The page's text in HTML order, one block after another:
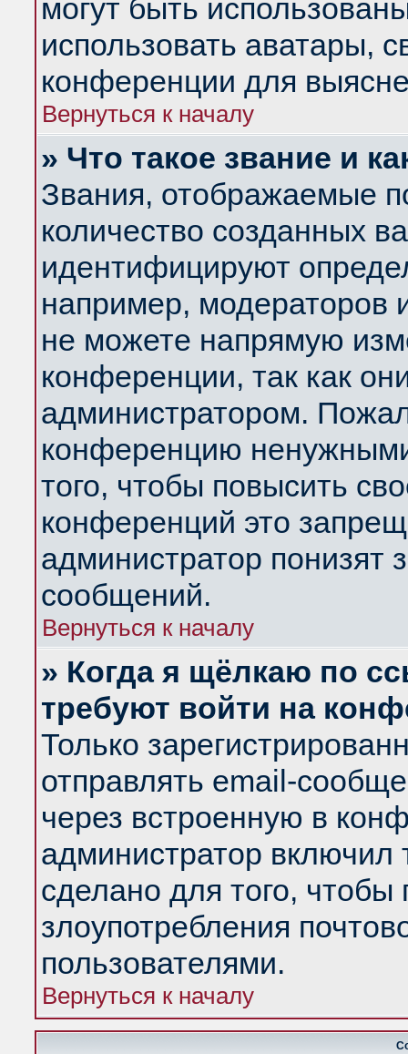
могут быть
использовать аватары,
конференции для
Вернуться к началу
» Что такое звание и
Звания, отображаемые
количество созданных
идентифицируют
например, модераторов
не можете напрямую
конференции, так как
администратором.
конференцию
того, чтобы повысить
конференций это
администратор понизят
сообщений.
Вернуться к началу
» Когда я щёлкаю по
требуют войти на
Только
отправлять email-
через встроенную в
администратор
сделано для того, чтобы
злоупотребления
пользователями.
Вернуться к началу